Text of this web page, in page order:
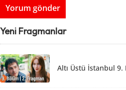
Yeni Fragmanlar
Altı Üstü İstanbul 9.